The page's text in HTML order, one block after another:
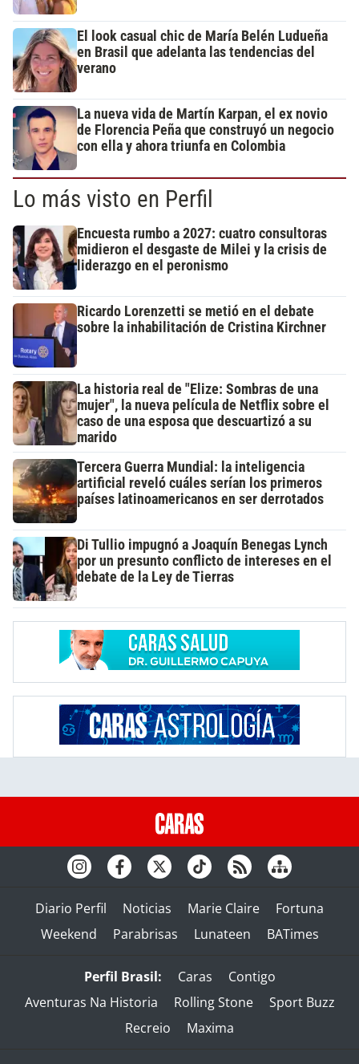
El look casual chic de María Belén Ludueña
en Brasil que adelanta las tendencias del
verano
La nueva vida de Martín Karpan, el ex novio
de Florencia Peña que construyó un negocio
con ella y ahora triunfa en Colombia
Lo más visto en Perfil
Encuesta rumbo a 2027: cuatro consultoras
midieron el desgaste de Milei y la crisis de
liderazgo en el peronismo
Ricardo Lorenzetti se metió en el debate
sobre la inhabilitación de Cristina Kirchner
La historia real de "Elize: Sombras de una
mujer", la nueva película de Netflix sobre el
caso de una esposa que descuartizó a su
marido
Tercera Guerra Mundial: la inteligencia
artificial reveló cuáles serían los primeros
países latinoamericanos en ser derrotados
Di Tullio impugnó a Joaquín Benegas Lynch
por un presunto conflicto de intereses en el
debate de la Ley de Tierras
Diario Perfil Noticias Marie Claire
Fortuna
Weekend
Parabrisas Lunateen BATimes
Perfil Brasil: Caras
Contigo
Aventuras Na Historia
Rolling Stone
Sport Buzz
Recreio
Maxima